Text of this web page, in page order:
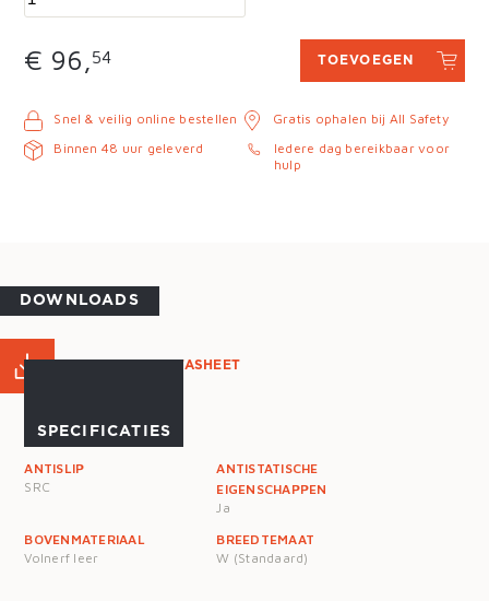
€ 96,54 TOEVOEGEN
Snel & veilig online bestellen
Binnen 48 uur geleverd
Gratis ophalen bij All Safety
Iedere dag bereikbaar voor
hulp
DOWNLOADS
PRODUCT DATASHEET
SPECIFICATIES
ANTISLIP
SRC
ANTISTATISCHE
EIGENSCHAPPEN
Ja
BOVENMATERIAAL
Volnerf leer
BREEDTEMAAT
W (Standaard)